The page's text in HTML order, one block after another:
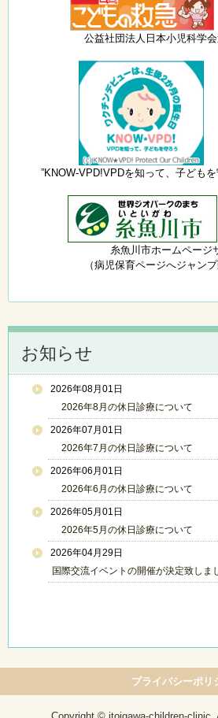
公益社団法人日本小児科学
”KNOW-VPD!VPDを知って、子ども
糸魚川市ホームページ
（病児保育ページへジャンプ
お知らせ
2026年08月01日
2026年8月の休日診療について
2026年07月01日
2026年7月の休日診療について
2026年06月01日
2026年6月の休日診療について
2026年05月01日
2026年5月の休日診療について
2026年04月29日
国際交流イベントの開催が決定致しま
プライバシーポリ